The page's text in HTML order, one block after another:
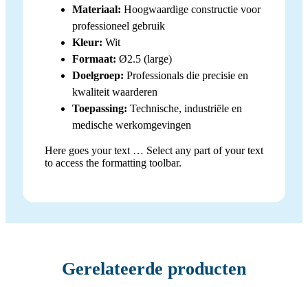
Materiaal: Hoogwaardige constructie voor
professioneel gebruik
Kleur: Wit
Formaat: Ø2.5 (large)
Doelgroep: Professionals die precisie en
kwaliteit waarderen
Toepassing: Technische, industriële en
medische werkomgevingen
Here goes your text … Select any part of your text
to access the formatting toolbar.
Gerelateerde producten